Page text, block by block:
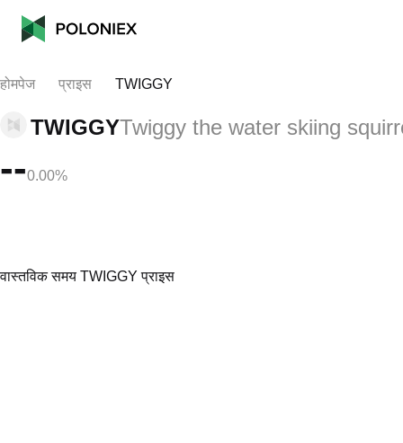
होमपेज प्राइस TWIGGY
TWIGGYTwiggy the water skiing
--0.00%
वास्तविक समय TWIGGY प्राइस